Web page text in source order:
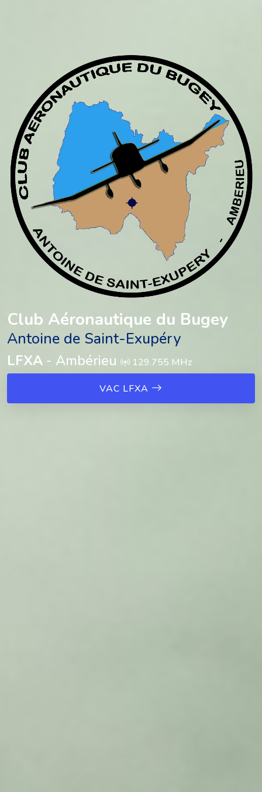
Club Aéronautique du Bugey
Antoine de Saint-Exupéry
LFXA - Ambérieu 129.755 MHz
VAC LFXA